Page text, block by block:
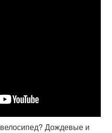
Дождевые и